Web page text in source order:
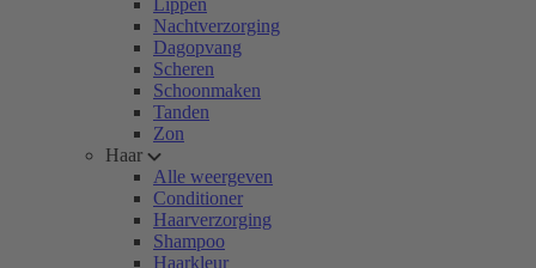
Lippen
Nachtverzorging
Dagopvang
Scheren
Schoonmaken
Tanden
Zon
Haar
Alle weergeven
Conditioner
Haarverzorging
Shampoo
Haarkleur